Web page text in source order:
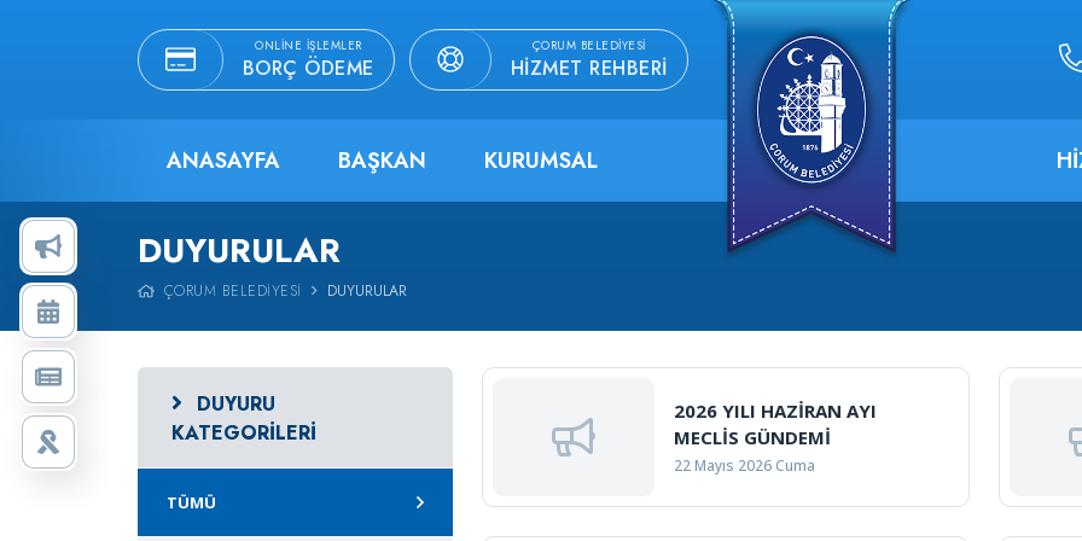
ONLINE İŞLEMLER
BORÇ ÖDEME
ÇORUM BELEDIYESI
HIZMET REHBERI
ANASAYFA BAŞKAN KURUMSAL
DUYURULAR
ÇORUM BELEDIYESI DUYURULAR
DUYURU
KATEGORILERI
TÜMÜ
2026 YILI HAZİRAN AYI
MECLİS GÜNDEMİ
22 Mayıs 2026 Cuma